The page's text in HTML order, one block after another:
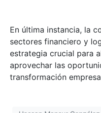
En última instancia, la
sectores financiero y
estrategia crucial para
aprovechar las
transformación